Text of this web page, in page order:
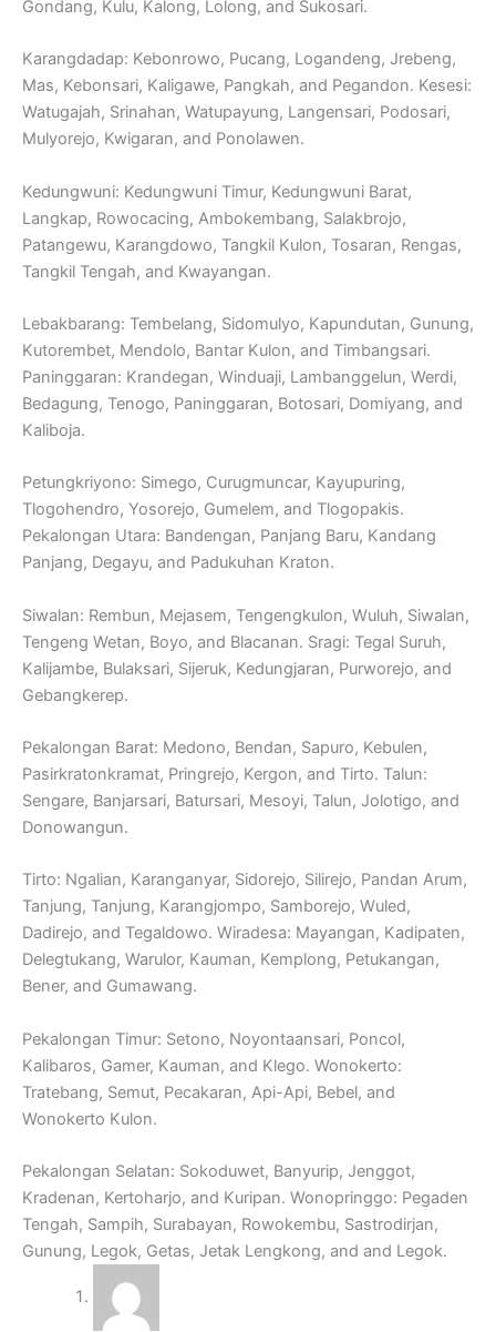
Gondang, Kulu, Kalong, Lolong, and Sukosari.
Karangdadap: Kebonrowo, Pucang, Logandeng, Jrebeng,
Mas, Kebonsari, Kaligawe, Pangkah, and Pegandon. Kesesi:
Watugajah, Srinahan, Watupayung, Langensari, Podosari,
Mulyorejo, Kwigaran, and Ponolawen.
Kedungwuni: Kedungwuni Timur, Kedungwuni Barat,
Langkap, Rowocacing, Ambokembang, Salakbrojo,
Patangewu, Karangdowo, Tangkil Kulon, Tosaran, Rengas,
Tangkil Tengah, and Kwayangan.
Lebakbarang: Tembelang, Sidomulyo, Kapundutan, Gunung,
Kutorembet, Mendolo, Bantar Kulon, and Timbangsari.
Paninggaran: Krandegan, Winduaji, Lambanggelun, Werdi,
Bedagung, Tenogo, Paninggaran, Botosari, Domiyang, and
Kaliboja.
Petungkriyono: Simego, Curugmuncar, Kayupuring,
Tlogohendro, Yosorejo, Gumelem, and Tlogopakis.
Pekalongan Utara: Bandengan, Panjang Baru, Kandang
Panjang, Degayu, and Padukuhan Kraton.
Siwalan: Rembun, Mejasem, Tengengkulon, Wuluh, Siwalan,
Tengeng Wetan, Boyo, and Blacanan. Sragi: Tegal Suruh,
Kalijambe, Bulaksari, Sijeruk, Kedungjaran, Purworejo, and
Gebangkerep.
Pekalongan Barat: Medono, Bendan, Sapuro, Kebulen,
Pasirkratonkramat, Pringrejo, Kergon, and Tirto. Talun:
Sengare, Banjarsari, Batursari, Mesoyi, Talun, Jolotigo, and
Donowangun.
Tirto: Ngalian, Karanganyar, Sidorejo, Silirejo, Pandan Arum,
Tanjung, Tanjung, Karangjompo, Samborejo, Wuled,
Dadirejo, and Tegaldowo. Wiradesa: Mayangan, Kadipaten,
Delegtukang, Warulor, Kauman, Kemplong, Petukangan,
Bener, and Gumawang.
Pekalongan Timur: Setono, Noyontaansari, Poncol,
Kalibaros, Gamer, Kauman, and Klego. Wonokerto:
Tratebang, Semut, Pecakaran, Api-Api, Bebel, and
Wonokerto Kulon.
Pekalongan Selatan: Sokoduwet, Banyurip, Jenggot,
Kradenan, Kertoharjo, and Kuripan. Wonopringgo: Pegaden
Tengah, Sampih, Surabayan, Rowokembu, Sastrodirjan,
Gunung, Legok, Getas, Jetak Lengkong, and and Legok.